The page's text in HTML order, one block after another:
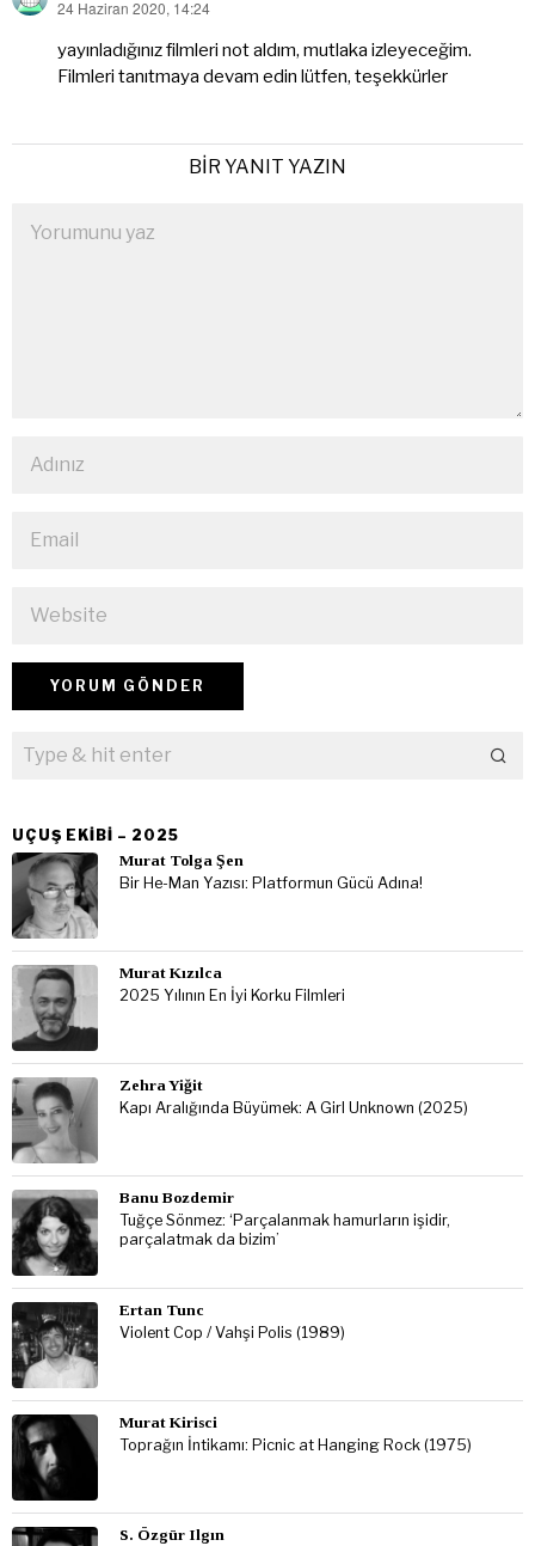
dedi
24 Haziran 2020, 14:24
yayınladığınız filmleri not aldım, mutlaka izleyeceğim.
Filmleri tanıtmaya devam edin lütfen, teşekkürler
BIR YANIT YAZIN
UÇUŞ EKIBI – 2025
Murat Tolga Şen
Bir He-Man Yazısı: Platformun Gücü Adına!
Murat Kızılca
2025 Yılının En İyi Korku Filmleri
Zehra Yiğit
Kapı Aralığında Büyümek: A Girl Unknown (2025)
Banu Bozdemir
Tuğçe Sönmez: ‘Parçalanmak hamurların işidir,
parçalatmak da bizim’
Ertan Tunc
Violent Cop / Vahşi Polis (1989)
Murat Kirisci
Toprağın İntikamı: Picnic at Hanging Rock (1975)
S. Özgür Ilgın